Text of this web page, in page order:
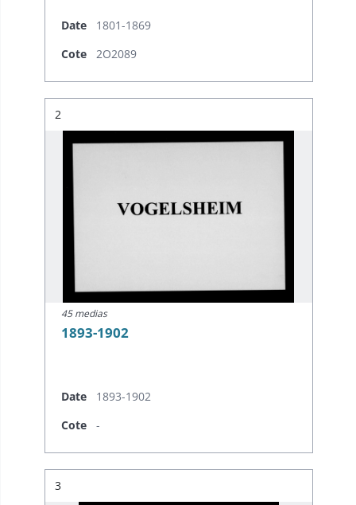
Date
1801-1869
Cote
2O2089
Résultat n°
2
45 medias
1893-1902
Date
1893-1902
Cote
-
Résultat n°
3